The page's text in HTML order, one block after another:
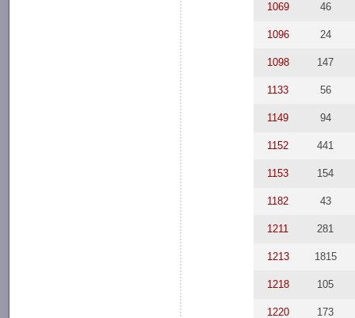
1069 46
1096 24
1098 147
1133 56
1149 94
1152 441
1153 154
1182 43
1211 281
1213 1815
1218 105
1220 173